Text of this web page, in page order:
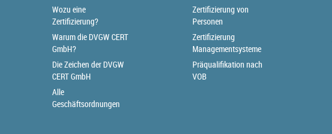
Wozu eine
Zertifizierung?
Warum die DVGW CERT
GmbH?
Die Zeichen der DVGW
CERT GmbH
Alle
Geschäftsordnungen
Zertifizierung von
Personen
Zertifizierung
Managementsysteme
Präqualifikation nach
VOB